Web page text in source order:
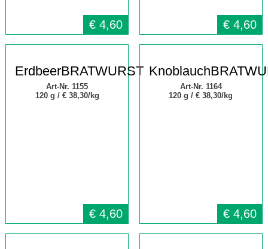
€ 4,60 € 4,60
ErdbeerBRATWURST
Art-Nr. 1155
120 g / € 38,30/kg
€ 4,60
Art-Nr. 1164
120 g /€ 38,30/kg
€ 4,60